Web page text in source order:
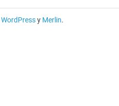
WordPressy Merlin.